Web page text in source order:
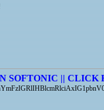
SOFTONIC || CLICK